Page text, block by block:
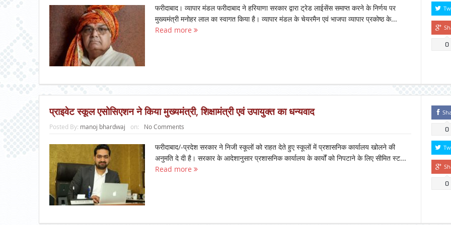
फरीदाबाद। व्यापार मंडल फरीदाबाद ने हरियाणा सरकार द्वारा ट्रेड लाईसेंस समाप्त करने के निर्णय पर
मुख्यमंत्री मनोहर लाल का स्वागत किया है। व्यापार मंडल के चेयरमैन एवं भाजपा व्यापार प्रकोष्ठ के...
Read more
0
प्राइवेट स्कूल एसोसिएशन ने किया मुख्यमंत्री, शिक्षामंत्री एवं उपायुक्त का धन्यवाद
Posted By: manoj bhardwaj on: No Comments
फरीदाबाद/-प्रदेश सरकार ने निजी स्कूलों को राहत देते हुए स्कूलों में प्रशासनिक कार्यालय खोलने की
अनुमति दे दी है। सरकार के आदेशानुसार प्रशासनिक कार्यालय के कार्यों को निपटाने के लिए सीमित स्ट...
Read more
0
0